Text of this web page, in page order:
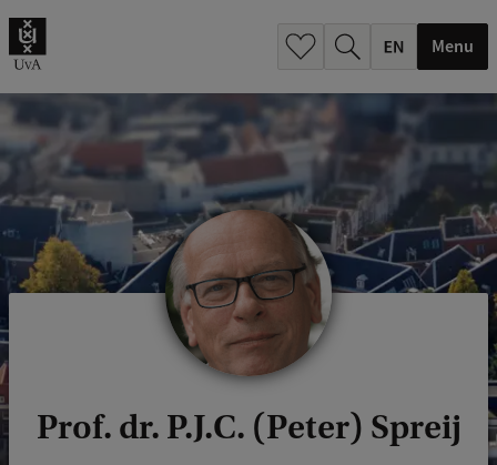
Menu
Prof. dr. P.J.C. (Peter) Spreij